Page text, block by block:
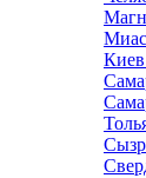
Киев